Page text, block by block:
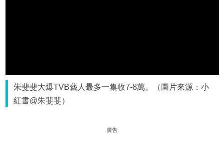
朱斐斐大爆TVB藝人最多一集收7-8萬。（圖片來源：小
紅書@朱斐斐）
廣告